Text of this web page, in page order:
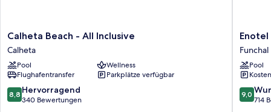
Calheta
Beach
-
All
Inclusive
Calheta
Calheta Beach - All Inclusive
Calheta
Pool
Wellness
Flughafentransfer
Parkplätze verfügbar
8.8
von
8,8 Hervorragend
340 Bewertungen
Enotel
Lido
–
All
Inclusive
Funchal
Enotel
Funchal
Pool
9.0
von
9,0
714